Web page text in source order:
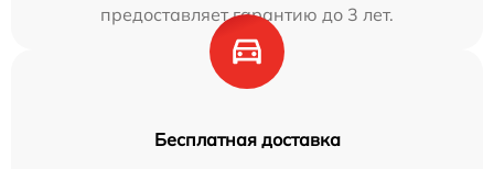
предоставляет гарантию до 3 лет.
Бесплатная доставка